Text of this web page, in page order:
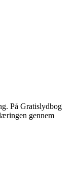
På Gratislydbog
gennem